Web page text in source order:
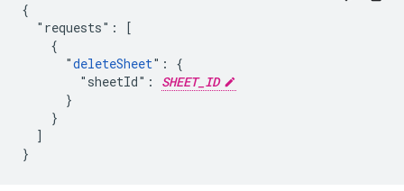
{
  "requests": [
    {
      "
deleteSheet": {
        "sheetId":
SHEET_ID
      }
    }
  ]
}